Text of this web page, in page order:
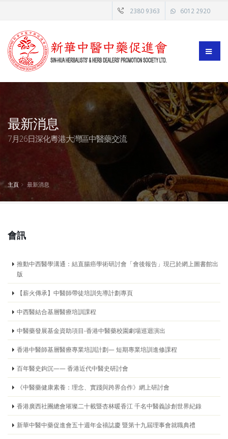
2380 9363 6012 2920
最新消息
7月26日深化粵港大灣區中醫藥交流
主頁 最新消息
會訊
推動中西醫學溝通：結直腸癌學術研討會「會後報告」現已於網上圖書館出
版
【薪火傳承】中醫師帶徒培訓先導計劃專頁
中西醫結合基層醫療培訓課程
中醫藥發展基金資助項目-香港中醫藥校園劇場巡迴演出
香港中醫師基層醫療專業培訓計劃— 短期專業培訓進修課程
百年醫史鉤沉—— 香港近代中醫史研討會
《中醫藥健康素養：理念、實踐與跨界合作》網上研討會
香港廣西社團總會璀璨二十載暨杏林暖香江 千名中醫義診創世界紀錄
新華中醫中藥促進會五十週年金禧誌慶 暨第十九屆理事會就職典禮